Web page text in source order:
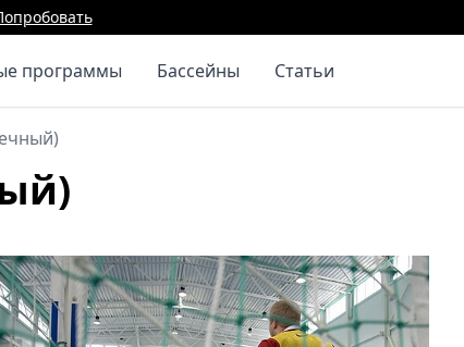
программы Бассейны Статьи